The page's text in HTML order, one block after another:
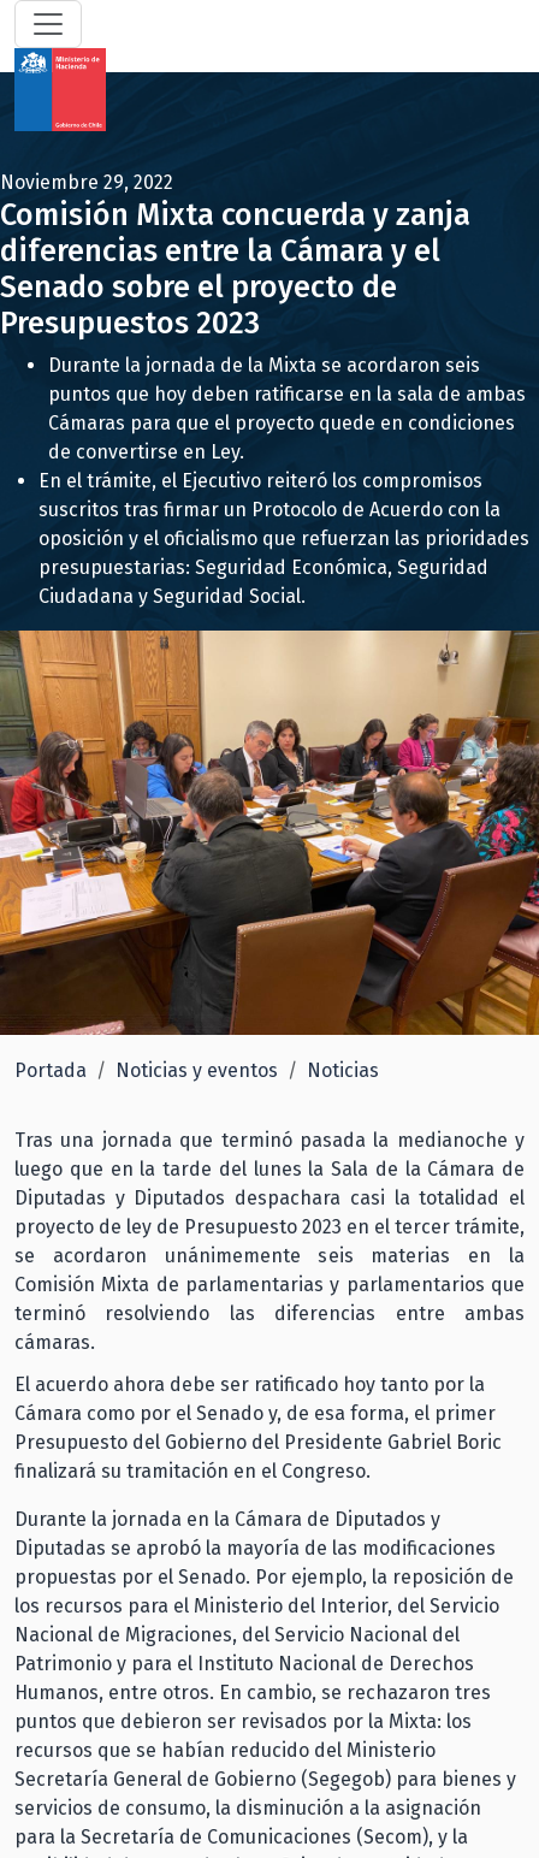
Noviembre 29, 2022
Comisión Mixta concuerda y zanja
diferencias entre la Cámara y el
Senado sobre el proyecto de
Presupuestos 2023
Durante la jornada de la Mixta se acordaron seis
puntos que hoy deben ratificarse en la sala de ambas
Cámaras para que el proyecto quede en condiciones
de convertirse en Ley.
En el trámite, el Ejecutivo reiteró los compromisos
suscritos tras firmar un Protocolo de Acuerdo con la
oposición y el oficialismo que refuerzan las prioridades
presupuestarias: Seguridad Económica, Seguridad
Ciudadana y Seguridad Social.
Portada Noticias y eventos Noticias
Tras una jornada que terminó pasada la medianoche y
luego que en la tarde del lunes la Sala de la Cámara de
Diputadas y Diputados despachara casi la totalidad el
proyecto de ley de Presupuesto 2023 en el tercer trámite,
se acordaron unánimemente seis materias en la
Comisión Mixta de parlamentarias y parlamentarios que
terminó resolviendo las diferencias entre ambas
cámaras.
El acuerdo ahora debe ser ratificado hoy tanto por la
Cámara como por el Senado y, de esa forma, el primer
Presupuesto del Gobierno del Presidente Gabriel Boric
finalizará su tramitación en el Congreso.
Durante la jornada en la Cámara de Diputados y
Diputadas se aprobó la mayoría de las modificaciones
propuestas por el Senado. Por ejemplo, la reposición de
los recursos para el Ministerio del Interior, del Servicio
Nacional de Migraciones, del Servicio Nacional del
Patrimonio y para el Instituto Nacional de Derechos
Humanos, entre otros. En cambio, se rechazaron tres
puntos que debieron ser revisados por la Mixta: los
recursos que se habían reducido del Ministerio
Secretaría General de Gobierno (Segegob) para bienes y
servicios de consumo, la disminución a la asignación
para la Secretaría de Comunicaciones (Secom), y la